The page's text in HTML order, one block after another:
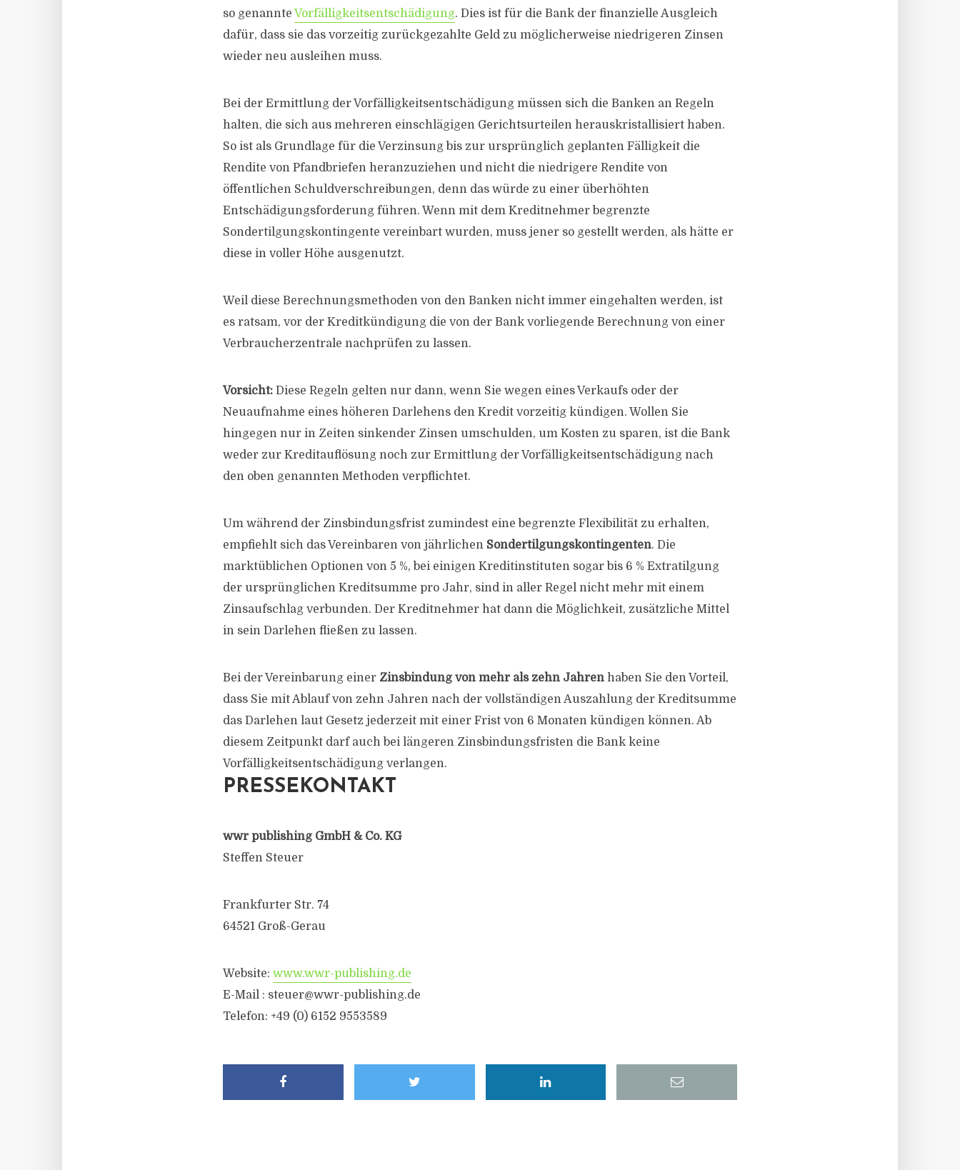
so genannte Vorfälligkeitsentschädigung. Dies ist für die Bank der finanzielle Ausgleich
dafür, dass sie das vorzeitig zurückgezahlte Geld zu möglicherweise niedrigeren Zinsen
wieder neu ausleihen muss.
Bei der Ermittlung der Vorfälligkeitsentschädigung müssen sich die Banken an Regeln
halten, die sich aus mehreren einschlägigen Gerichtsurteilen herauskristallisiert haben.
So ist als Grundlage für die Verzinsung bis zur ursprünglich geplanten Fälligkeit die
Rendite von Pfandbriefen heranzuziehen und nicht die niedrigere Rendite von
öffentlichen Schuldverschreibungen, denn das würde zu einer überhöhten
Entschädigungsforderung führen. Wenn mit dem Kreditnehmer begrenzte
Sondertilgungskontingente vereinbart wurden, muss jener so gestellt werden, als hätte er
diese in voller Höhe ausgenutzt.
Weil diese Berechnungsmethoden von den Banken nicht immer eingehalten werden, ist
es ratsam, vor der Kreditkündigung die von der Bank vorliegende Berechnung von einer
Verbraucherzentrale nachprüfen zu lassen.
Vorsicht: Diese Regeln gelten nur dann, wenn Sie wegen eines Verkaufs oder der
Neuaufnahme eines höheren Darlehens den Kredit vorzeitig kündigen. Wollen Sie
hingegen nur in Zeiten sinkender Zinsen umschulden, um Kosten zu sparen, ist die Bank
weder zur Kreditauflösung noch zur Ermittlung der Vorfälligkeitsentschädigung nach
den oben genannten Methoden verpflichtet.
Um während der Zinsbindungsfrist zumindest eine begrenzte Flexibilität zu erhalten,
empfiehlt sich das Vereinbaren von jährlichen Sondertilgungskontingenten. Die
marktüblichen Optionen von 5 %, bei einigen Kreditinstituten sogar bis 6 % Extratilgung
der ursprünglichen Kreditsumme pro Jahr, sind in aller Regel nicht mehr mit einem
Zinsaufschlag verbunden. Der Kreditnehmer hat dann die Möglichkeit, zusätzliche Mittel
in sein Darlehen fließen zu lassen.
Bei der Vereinbarung einer Zinsbindung von mehr als zehn Jahren haben Sie den Vorteil,
dass Sie mit Ablauf von zehn Jahren nach der vollständigen Auszahlung der Kreditsumme
das Darlehen laut Gesetz jederzeit mit einer Frist von 6 Monaten kündigen können. Ab
diesem Zeitpunkt darf auch bei längeren Zinsbindungsfristen die Bank keine
Vorfälligkeitsentschädigung verlangen.
PRESSEKONTAKT
wwr publishing GmbH & Co. KG
Steffen Steuer
Frankfurter Str. 74
64521 Groß-Gerau
Website: www.wwr-publishing.de
E-Mail : steuer@wwr-publishing.de
Telefon: +49 (0) 6152 9553589